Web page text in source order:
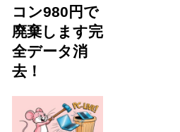
コン980円で
廃棄します完
全データ消
去！